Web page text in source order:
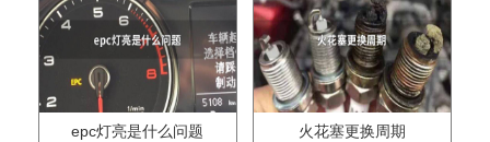
epc灯亮是什么问题 火花塞更换周期